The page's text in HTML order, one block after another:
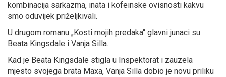
kombinacija sarkazma, inata i kofeinske ovisnosti kakvu
smo oduvijek priželjkivali.
U drugom romanu „Kosti mojih predaka“ glavni junaci su
Beata Kingsdale i Vanja Silla.
Kad je Beata Kingsdale stigla u Inspektorat i zauzela
mjesto svojega brata Maxa, Vanja Silla dobio je novu priliku